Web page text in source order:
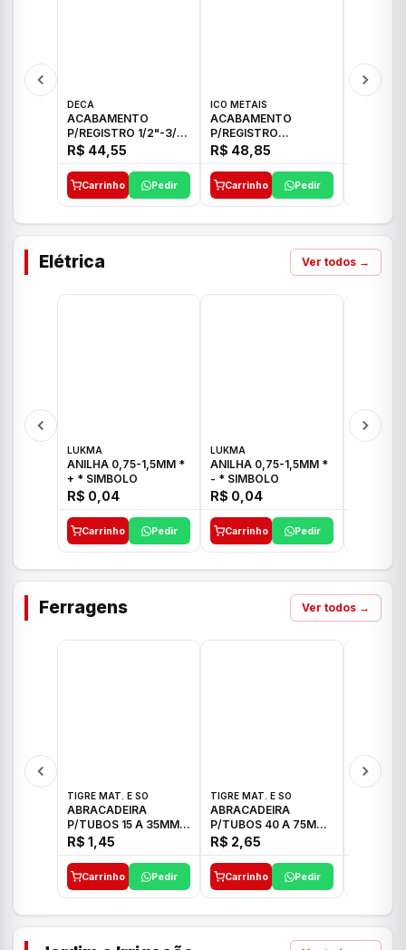
DECA
ACABAMENTO
P/REGISTRO 1/2"-3/4"
E 1"C21.PQ DECA
R$ 44,55
Carrinho Pedir
ICO METAIS
ACABAMENTO
P/REGISTRO
1/2"-3/4"-1" ACB M
CS 33 ICO
R$ 48,85
Carrinho Pedir
Elétrica Ver todos →
LUKMA
ANILHA 0,75-1,5MM *
+ * SIMBOLO
R$ 0,04
Carrinho Pedir
LUKMA
ANILHA 0,75-1,5MM *
- * SIMBOLO
R$ 0,04
Carrinho Pedir
Ferragens Ver todos →
TIGRE MAT. E SO
ABRACADEIRA
P/TUBOS 15 A 35MM
TIGRE
R$ 1,45
Carrinho Pedir
TIGRE MAT. E SO
ABRACADEIRA
P/TUBOS 40 A 75MM
TIGRE
R$ 2,65
Carrinho Pedir